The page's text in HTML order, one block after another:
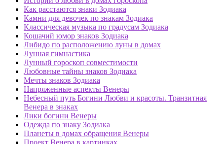
Как расстаются знаки Зодиака
Камни для девочек по знакам Зодиака
Классическая музыка по градусам Зодиака
Кошачий юмор знаков Зодиака
Либидо по расположению луны в домах
Лунная гимнастика
Лунный гороскоп совместимости
Любовные тайны знаков Зодиака
Мечты знаков Зодиака
Напряженные аспекты Венеры
Небесный путь Богини Любви и красоты. Транзитная
Венера в знаках
Лики богини Венеры
Одежда по знаку Зодиака
Планеты в домах обращения Венеры